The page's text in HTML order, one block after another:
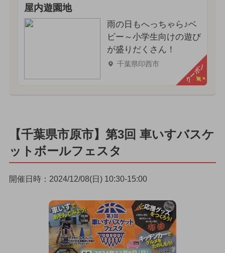
屋内遊園地
雨の日もへっちゃら♪ベ
ビー～小学生向けの遊び
が盛りだくさん！
千葉県印西市 クーポン
【千葉県市原市】第3回 車いすバスケ
ットボールフェスタ
開催日時：2024/12/08(日) 10:30-15:00